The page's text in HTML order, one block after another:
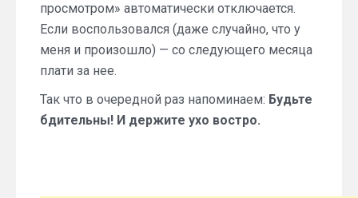
просмотром» автоматически отключается.
Если воспользовался (даже случайно, что у
меня и произошло) — со следующего месяца
плати за нее.
Так что в очередной раз напоминаем: Будьте
бдительны! И держите ухо востро.